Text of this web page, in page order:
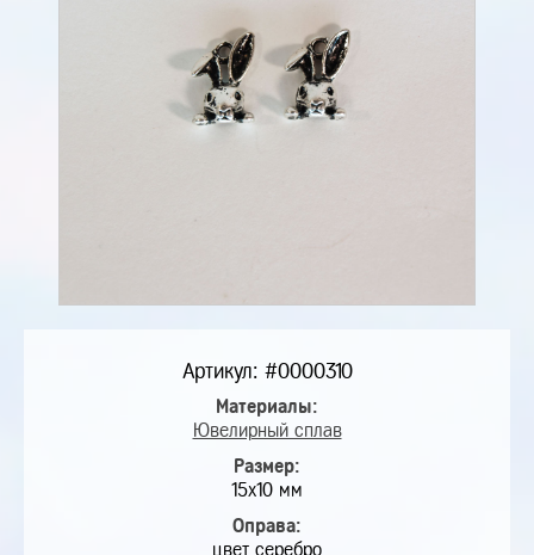
Артикул: #0000310
Материалы:
Ювелирный сплав
Размер:
15х10 мм
Оправа:
цвет серебро